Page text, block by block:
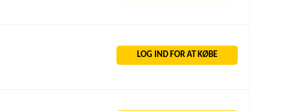
LOG IND FOR AT KØBE